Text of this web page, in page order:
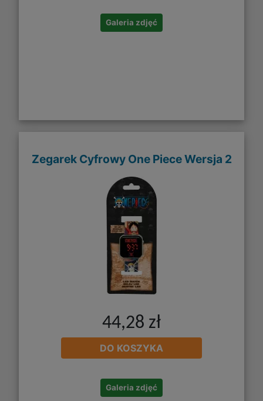
Galeria zdjęć
Zegarek Cyfrowy One Piece Wersja 2
44,28 zł
DO KOSZYKA
Galeria zdjęć